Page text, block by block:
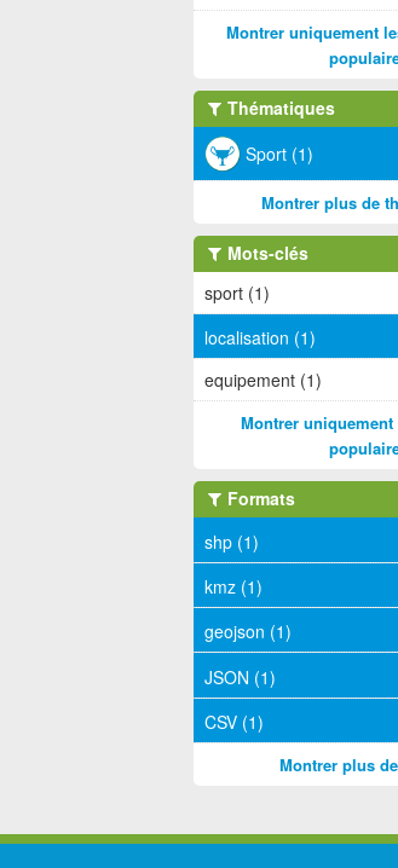
Montrer uniquement
Thématiques
Sport (1)
Montrer plus de
Mots-clés
sport (1)
localisation (1)
equipement (1)
Montrer
Formats
shp (1)
kmz (1)
geojson (1)
JSON (1)
CSV (1)
Montrer plus